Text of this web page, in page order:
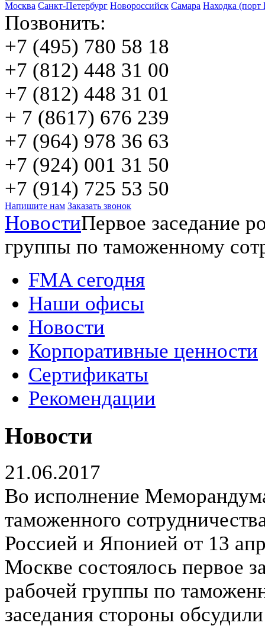
Москва Санкт-Петербург Новороссийск Cамара Находка
Позвонить:
+7 (495) 780 58 18
+7 (812) 448 31 00
+7 (812) 448 31 01
+ 7 (8617) 676 239
+7 (964) 978 36 63
+7 (924) 001 31 50
+7 (914) 725 53 50
Напишите нам Заказать звонок
НовостиПервое заседание
группы по таможенному
FMA сегодня
Наши офисы
Новости
Корпоративные ценности
Сертификаты
Рекомендации
Новости
21.06.2017
Во исполнение
таможенного
Россией и Японией от 13
Москве состоялось первое
рабочей группы по
заседания стороны